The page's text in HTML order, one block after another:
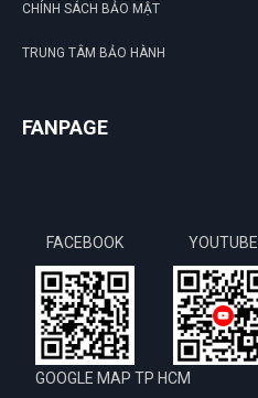
CHÍNH SÁCH BẢO MẬT
TRUNG TÂM BẢO HÀNH
FANPAGE
FACEBOOK YOUTUBE
GOOGLE MAP TP HCM